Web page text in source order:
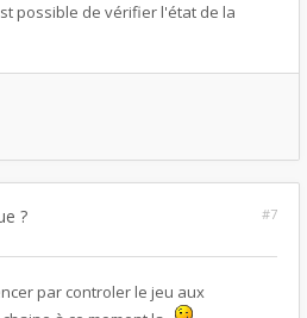
possible de vérifier l'état de la
?
#7
par controler le jeu aux